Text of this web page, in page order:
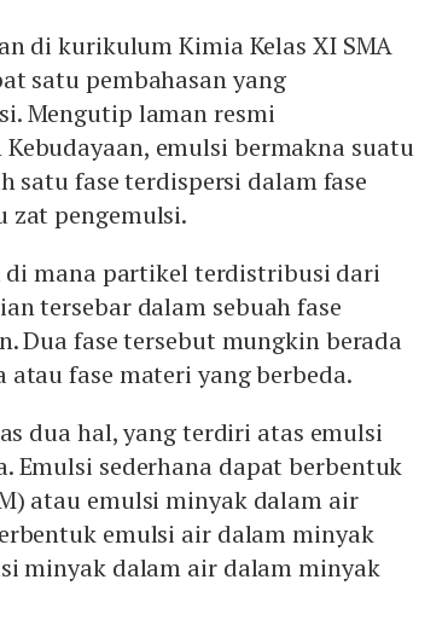
di kurikulum Kimia Kelas XI SMA
satu pembahasan yang
Mengutip laman resmi
emulsi bermakna suatu
satu fase terdispersi dalam fase
zat pengemulsi.
di mana partikel terdistribusi dari
tersebar dalam sebuah fase
Dua fase tersebut mungkin berada
atau fase materi yang berbeda.
dua hal, yang terdiri atas emulsi
Emulsi sederhana dapat berbentuk
atau emulsi minyak dalam air
emulsi air dalam minyak
minyak dalam air dalam minyak